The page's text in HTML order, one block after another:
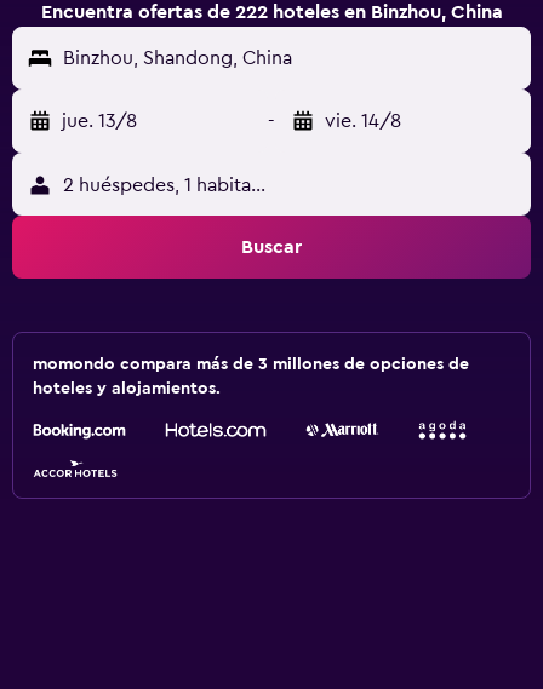
Encuentra ofertas de 222 hoteles en Binzhou, China
Binzhou, Shandong, China
jue. 13/8 - vie. 14/8
2 huéspedes, 1 habitación
Buscar
momondo compara más de 3 millones de opciones de
hoteles y alojamientos.